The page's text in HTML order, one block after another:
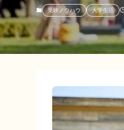
受験ノウハウ 大学生活